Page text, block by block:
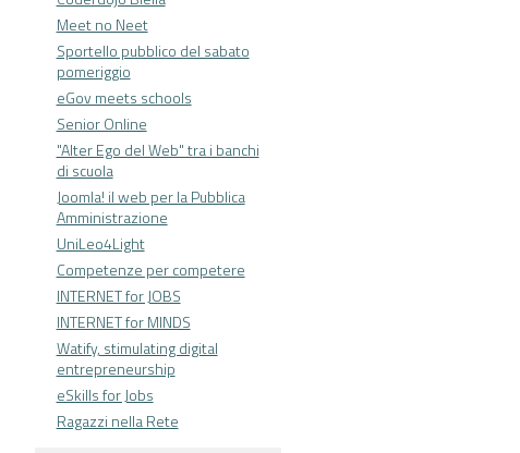
Meet no Neet
Sportello pubblico del sabato
pomeriggio
eGov meets schools
Senior Online
"Alter Ego del Web" tra i banchi
di scuola
Joomla! il web per la Pubblica
Amministrazione
UniLeo4Light
Competenze per competere
INTERNET for JOBS
INTERNET for MINDS
Watify, stimulating digital
entrepreneurship
eSkills for Jobs
Ragazzi nella Rete